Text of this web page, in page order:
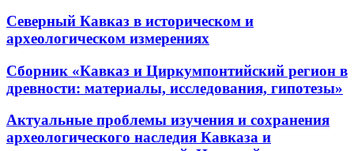
Северный Кавказ в историческом и
археологическом измерениях
Сборник «Кавказ и Циркумпонтийский регион в
древности: материалы, исследования, гипотезы»
Актуальные проблемы изучения и сохранения
археологического наследия Кавказа и